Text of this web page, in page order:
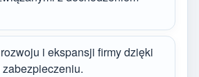
i ekspansji firmy dzięki